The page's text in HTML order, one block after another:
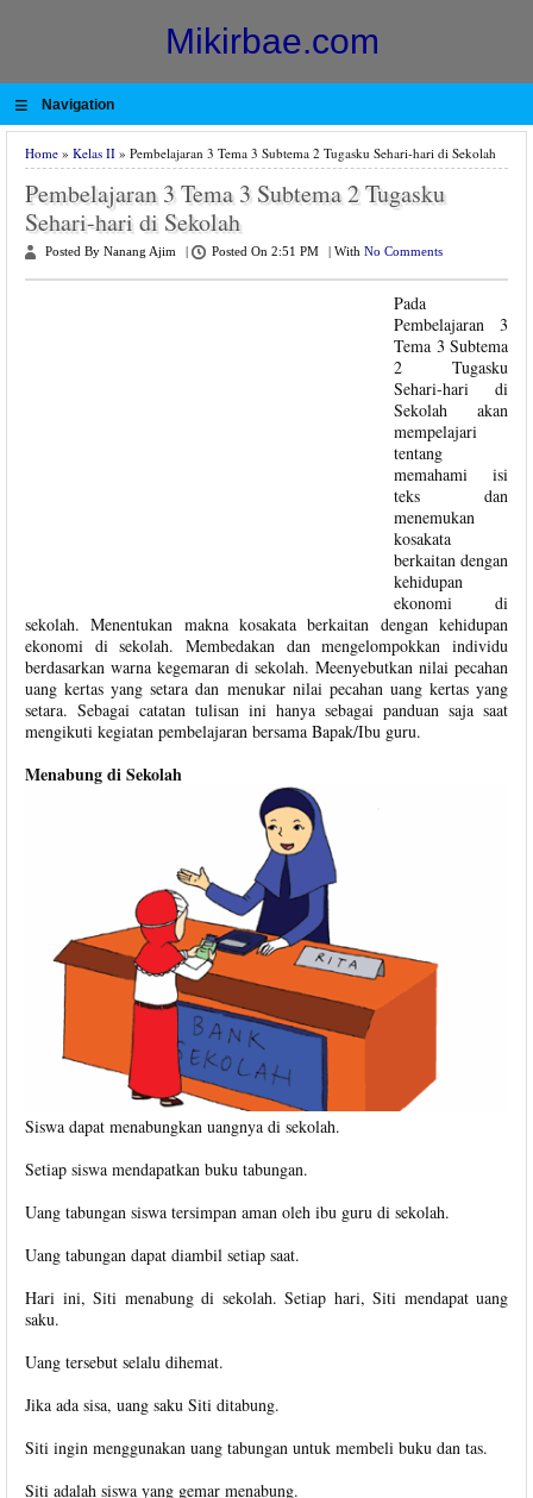
Mikirbae.com
≡ Navigation
Home » Kelas II » Pembelajaran 3 Tema 3 Subtema 2 Tugasku Sehari-hari di Sekolah
Pembelajaran 3 Tema 3 Subtema 2 Tugasku
Sehari-hari di Sekolah
Posted By Nanang Ajim Posted On 2:51 PM With No Comments
Pada
Pembelajaran 3
Tema 3 Subtema
2 Tugasku
Sehari-hari di
Sekolah akan
mempelajari
tentang
memahami isi
teks dan
menemukan
kosakata
berkaitan dengan
kehidupan
ekonomi di
sekolah. Menentukan makna kosakata berkaitan dengan kehidupan
ekonomi di sekolah. Membedakan dan mengelompokkan individu
berdasarkan warna kegemaran di sekolah. Meenyebutkan nilai pecahan
uang kertas yang setara dan menukar nilai pecahan uang kertas yang
setara. Sebagai catatan tulisan ini hanya sebagai panduan saja saat
mengikuti kegiatan pembelajaran bersama Bapak/Ibu guru.
Menabung di Sekolah
Siswa dapat menabungkan uangnya di sekolah.
Setiap siswa mendapatkan buku tabungan.
Uang tabungan siswa tersimpan aman oleh ibu guru di sekolah.
Uang tabungan dapat diambil setiap saat.
Hari ini, Siti menabung di sekolah. Setiap hari, Siti mendapat uang
saku.
Uang tersebut selalu dihemat.
Jika ada sisa, uang saku Siti ditabung.
Siti ingin menggunakan uang tabungan untuk membeli buku dan tas.
Siti adalah siswa yang gemar menabung.